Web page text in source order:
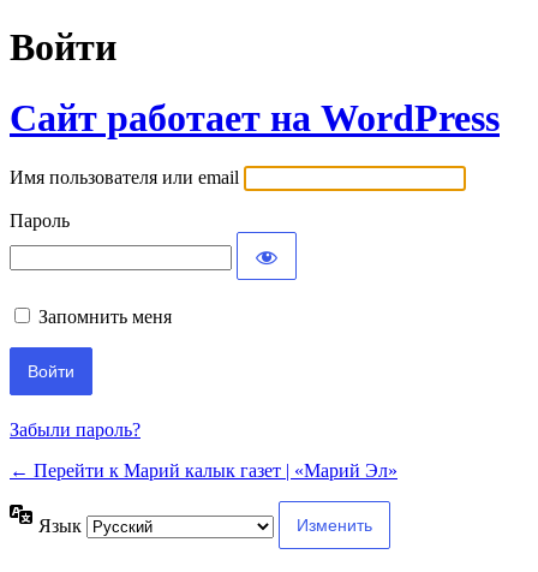
Войти
Сайт работает на WordPress
Имя пользователя или email
Пароль
Запомнить меня
Забыли пароль?
← Перейти к Марий калык газет | «Марий Эл»
Язык